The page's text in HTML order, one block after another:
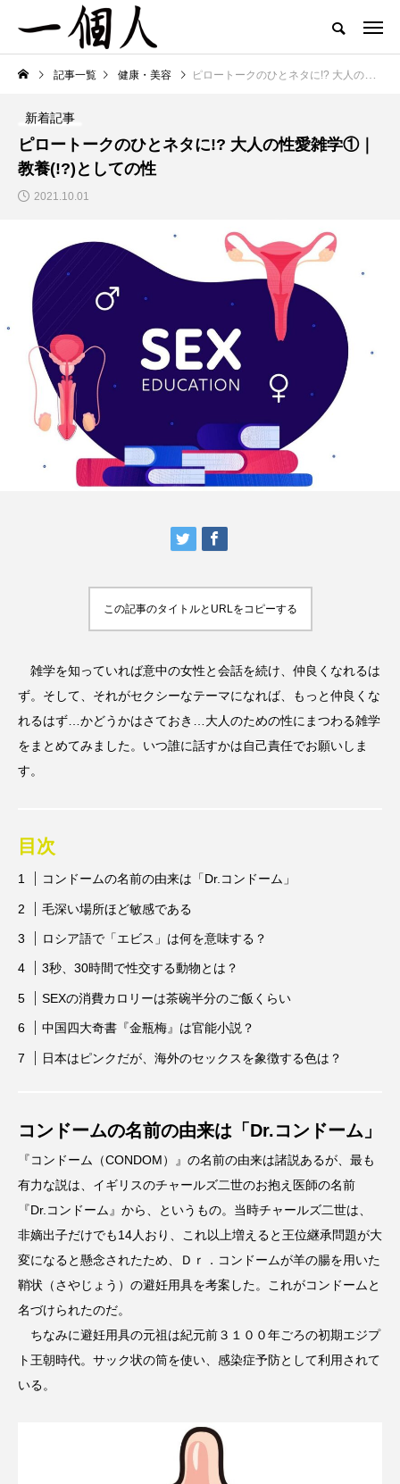
記事一覧 健康・美容 ピロートークのひとネタに!? 大人の性愛雑学①｜教養(!?)としての性
新着記事
ピロートークのひとネタに!? 大人の性愛雑学①｜
教養(!?)としての性
2021.10.01
この記事のタイトルとURLをコピーする
雑学を知っていれば意中の女性と会話を続け、仲良くなれるは
ず。そして、それがセクシーなテーマになれば、もっと仲良くな
れるはず…かどうかはさておき…大人のための性にまつわる雑学
をまとめてみました。いつ誰に話すかは自己責任でお願いしま
す。
目次
コンドームの名前の由来は「Dr.コンドーム」
毛深い場所ほど敏感である
ロシア語で「エビス」は何を意味する？
3秒、30時間で性交する動物とは？
SEXの消費カロリーは茶碗半分のご飯くらい
中国四大奇書『金瓶梅』は官能小説？
日本はピンクだが、海外のセックスを象徴する色は？
コンドームの名前の由来は「Dr.コンドーム」
『コンドーム（CONDOM）』の名前の由来は諸説あるが、最も
有力な説は、イギリスのチャールズ二世のお抱え医師の名前
『Dr.コンドーム』から、というもの。当時チャールズ二世は、
非嫡出子だけでも14人おり、これ以上増えると王位継承問題が大
変になると懸念されたため、Ｄｒ．コンドームが羊の腸を用いた
鞘状（さやじょう）の避妊用具を考案した。これがコンドームと
名づけられたのだ。
ちなみに避妊用具の元祖は紀元前３１００年ごろの初期エジプ
ト王朝時代。サック状の筒を使い、感染症予防として利用されて
いる。